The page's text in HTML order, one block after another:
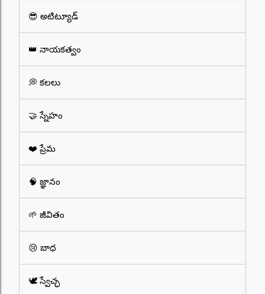
😎 అటిట్యూడ్
👑 నాయకత్వం
💭 కలలు
🤝 స్నేహం
❤️ ప్రేమ
🧠 జ్ఞానం
🌱 జీవితం
😢 బాధ
🕊️ స్వేచ్ఛ